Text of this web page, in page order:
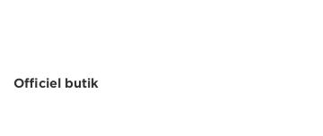
Officiel butik